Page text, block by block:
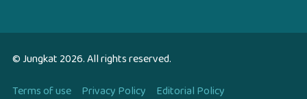
© Jungkat2026. All rights reserved.
Terms of use Privacy Policy Editorial Policy